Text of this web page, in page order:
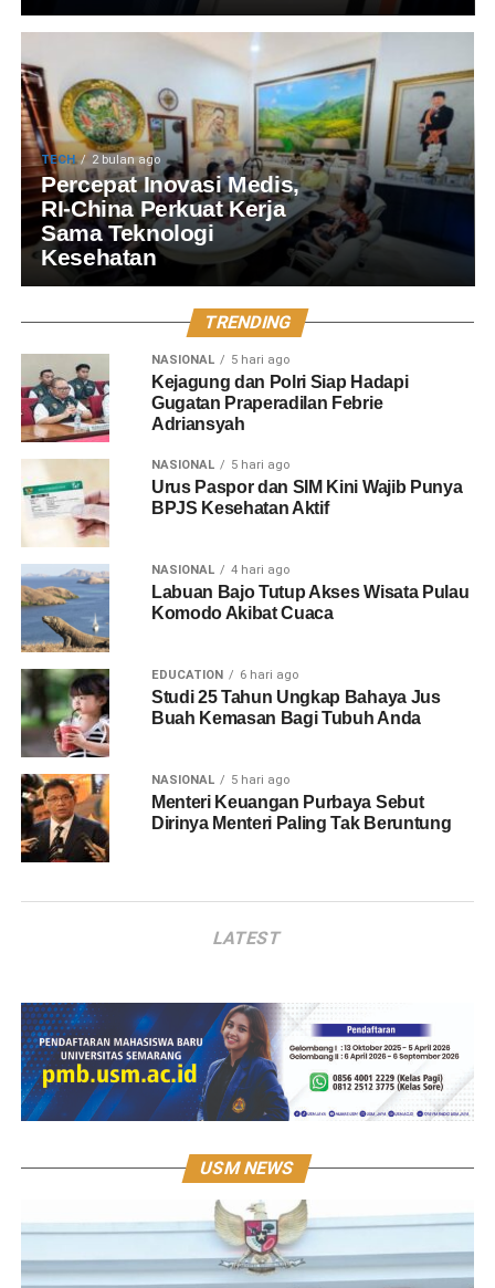
TECH 2 bulan ago
Percepat Inovasi Medis,
RI-China Perkuat Kerja
Sama Teknologi
Kesehatan
TRENDING
NASIONAL 5 hari ago
Kejagung dan Polri Siap Hadapi
Gugatan Praperadilan Febrie
Adriansyah
NASIONAL 5 hari ago
Urus Paspor dan SIM Kini Wajib Punya
BPJS Kesehatan Aktif
NASIONAL 4 hari ago
Labuan Bajo Tutup Akses Wisata Pulau
Komodo Akibat Cuaca
EDUCATION 6 hari ago
Studi 25 Tahun Ungkap Bahaya Jus
Buah Kemasan Bagi Tubuh Anda
NASIONAL 5 hari ago
Menteri Keuangan Purbaya Sebut
Dirinya Menteri Paling Tak Beruntung
LATEST
USM NEWS